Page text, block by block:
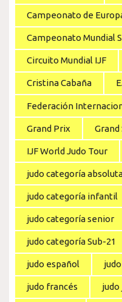
Campeonato de
Campeonato Mundial
Circuito Mundial IJF
Cristina Cabaña
Federación
Grand Prix Grand
IJF World Judo Tour
judo categoría
judo categoría infantil
judo categoría senior
judo categoría Sub-21
judo español
judo francés judo